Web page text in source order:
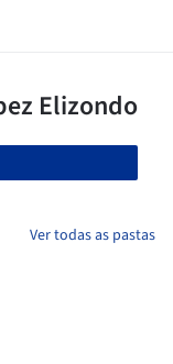
Ver todas as pastas